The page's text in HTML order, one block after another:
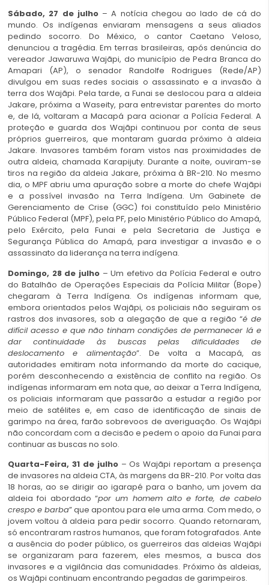
Sábado, 27 de julho– A notícia chegou ao lado de cá do
mundo. Os indígenas enviaram mensagens a seus aliados
pedindo socorro. Do México, o cantor Caetano Veloso,
denunciou a tragédia. Em terras brasileiras, após denúncia do
vereador Jawaruwa Wajãpi, do município de Pedra Branca do
Amapari (AP), o senador Randolfe Rodrigues (Rede/AP)
divulgou em suas redes sociais o assassinato e a invasão à
terra dos Wajãpi. Pela tarde, a Funai se deslocou para a aldeia
Jakare, próxima a Waseity, para entrevistar parentes do morto
e, de lá, voltaram a Macapá para acionar a Polícia Federal. A
proteção e guarda dos Wajãpi continuou por conta de seus
próprios guerreiros, que montaram guarda próximo à aldeia
Jakare. Invasores também foram vistos nas proximidades de
outra aldeia, chamada Karapijuty. Durante a noite, ouviram-se
tiros na região da aldeia Jakare, próxima à BR-210. No mesmo
dia, o MPF abriu uma apuração sobre a morte do chefe Wajãpi
e a possível invasão na Terra Indígena. Um Gabinete de
Gerenciamento de Crise (GGC) foi constituído pelo Ministério
Público Federal (MPF), pela PF, pelo Ministério Público do Amapá,
pelo Exército, pela Funai e pela Secretaria de Justiça e
Segurança Pública do Amapá, para investigar a invasão e o
assassinato da liderança na terra indígena.
Domingo, 28 de julho– Um efetivo da Polícia Federal e outro
do Batalhão de Operações Especiais da Polícia Militar (Bope)
chegaram à Terra Indígena. Os indígenas informam que,
embora orientados pelos Wajãpi, os policiais não seguiram os
rastros dos invasores, sob a alegação de que a região “é de
difícil acesso e que não tinham condições de permanecer lá e
dar continuidade às buscas pelas dificuldades de
deslocamento e alimentação”. De volta a Macapá, as
autoridades emitiram nota informando da morte do cacique,
porém desconhecendo a existência de conflito na região. Os
indígenas informaram em nota que, ao deixar a Terra Indígena,
os policiais informaram que passarão a estudar a região por
meio de satélites e, em caso de identificação de sinais de
garimpo na área, farão sobrevoos de averiguação. Os Wajãpi
não concordam com a decisão e pedem o apoio da Funai para
continuar as buscas no solo.
Quarta-Feira, 31 de julho– Os Wajãpi reportam a presença
de invasores na aldeia CTA, às margens da BR-210. Por volta das
18 horas, ao se dirigir ao igarapé para o banho, um jovem da
aldeia foi abordado “por um homem alto e forte, de cabelo
crespo e barba” que apontou para ele uma arma. Com medo, o
jovem voltou à aldeia para pedir socorro. Quando retornaram,
só encontraram rastros humanos, que foram fotografados. Ante
a ausência do poder público, os guerreiros das aldeias Wajãpi
se organizaram para fazerem, eles mesmos, a busca dos
invasores e a vigilância das comunidades. Próximo às aldeias,
os Wajãpi continuam encontrando pegadas de garimpeiros.